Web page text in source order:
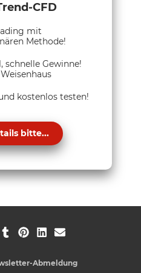
CFD
mit
Methode!
schnelle Gewinne!
kostenlos testen!
bitte...
Abmeldung